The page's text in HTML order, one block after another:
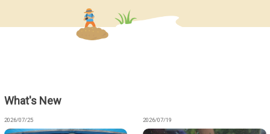
What's New
2026/07/25 2026/07/19